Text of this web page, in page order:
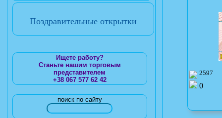
2597
0
Поздравительные открытки
Ищете работу?
Станьте нашим торговым
представителем
+38 067 577 62 42
поиск по сайту